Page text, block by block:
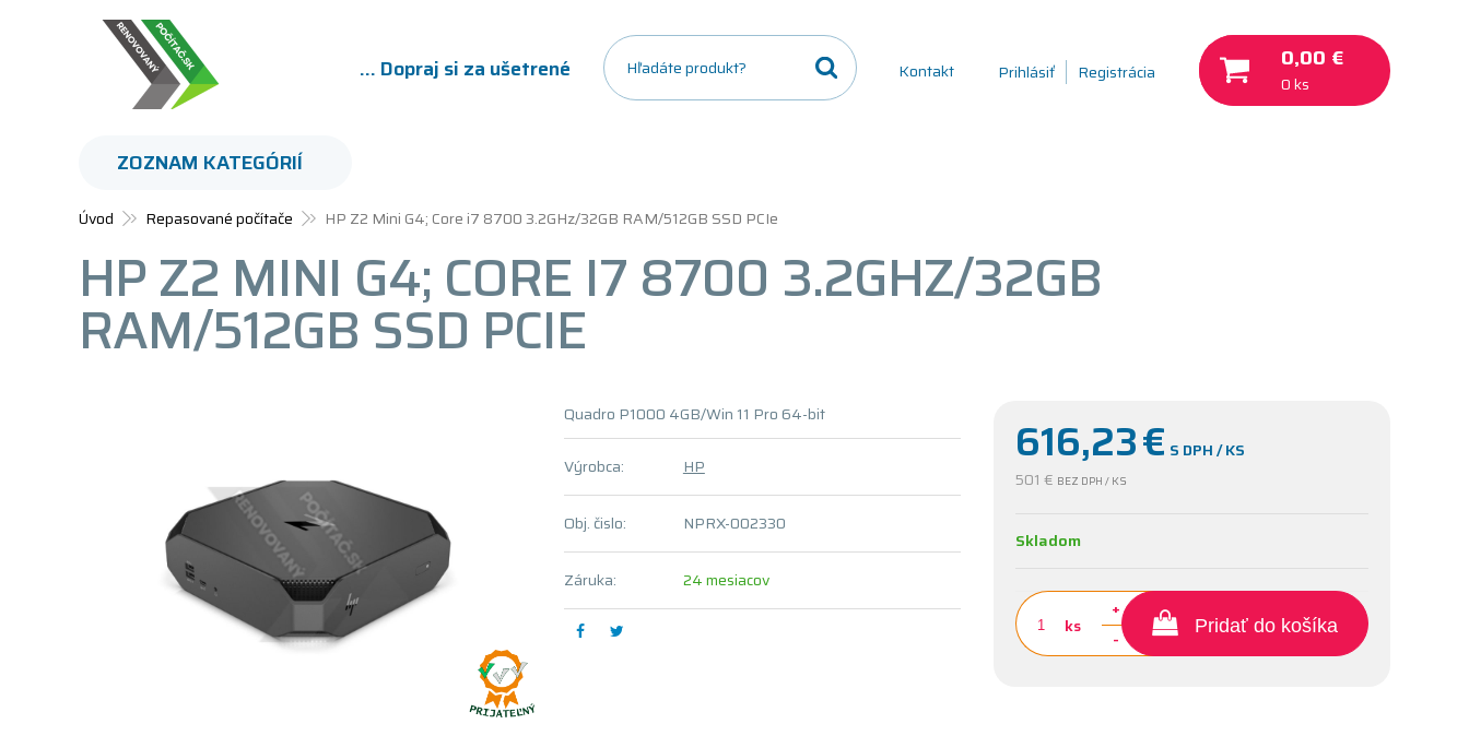
... Dopraj si za ušetrené Prihlásiť Registrácia 0,00 €
0 ks
Kontakt
Úvod Repasované počítače HP Z2 Mini G4; Core i7 8700 3.2GHz/32GB RAM/512GB SSD PCIe
HP Z2 MINI G4; CORE I7 8700 3.2GHZ/32GB
RAM/512GB SSD PCIE
616,23€ S DPH / KS
501 € BEZ DPH / KS
Skladom
ks
+
-
Pridať do košíka
Quadro P1000 4GB/Win 11 Pro 64-bit
Výrobca: HP
Obj. čislo: NPRX-002330
Záruka: 24 mesiacov
ZOZNAM KATEGÓRIÍ